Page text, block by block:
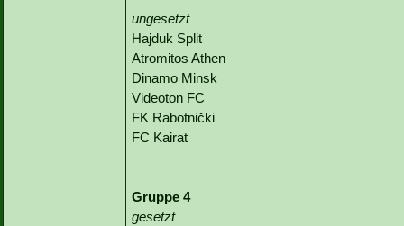
ungesetzt
Hajduk Split
Atromitos Athen
Dinamo Minsk
Videoton FC
FK Rabotnički
FC Kairat
Gruppe 4
gesetzt